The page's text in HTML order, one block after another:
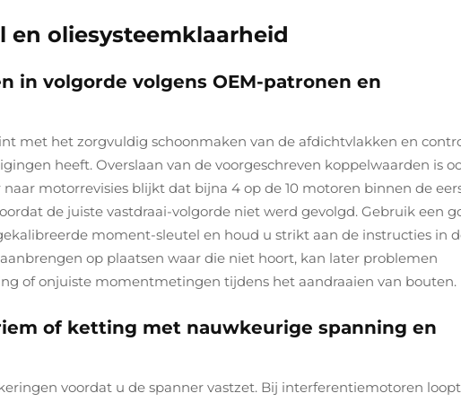
oliesysteemklaarheid
in volgorde volgens OEM-patronen en
met het zorgvuldig schoonmaken van de afdichtvlakken en
heeft. Overslaan van de voorgeschreven koppelwaarden is
motorrevisies blijkt dat bijna 4 op de 10 motoren binnen de
de juiste vastdraai-volgorde niet werd gevolgd. Gebruik een
moment-sleutel en houd u strikt aan de instructies in
op plaatsen waar die niet hoort, kan later problemen
of onjuiste momentmetingen tijdens het aandraaien van bouten.
of ketting met nauwkeurige spanning en
voordat u de spanner vastzet. Bij interferentiemotoren